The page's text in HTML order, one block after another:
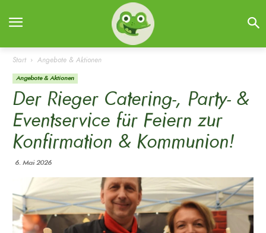
Start Angebote & Aktionen
Angebote & Aktionen
Der Rieger Catering-, Party- &
Eventservice für Feiern zur
Konfirmation & Kommunion!
6. Mai 2026